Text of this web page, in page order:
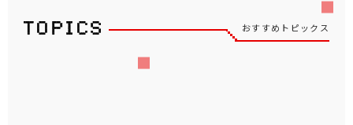
おすすめトピックス